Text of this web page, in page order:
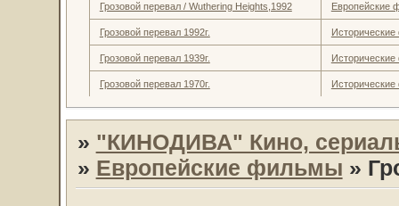
Грозовой перевал / Wuthering Heights,1992 Европейские
Грозовой перевал 1992г.
Грозовой перевал 1939г.
Грозовой перевал 1970г.
» "КИНОДИВА" Кино,
» Европейские фильмы »